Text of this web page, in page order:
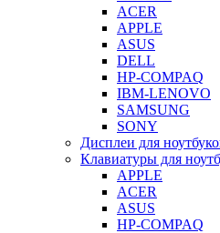
ACER
APPLE
ASUS
DELL
HP-COMPAQ
IBM-LENOVO
SAMSUNG
SONY
Дисплеи для
Клавиатуры для
APPLE
ACER
ASUS
HP-COMPAQ